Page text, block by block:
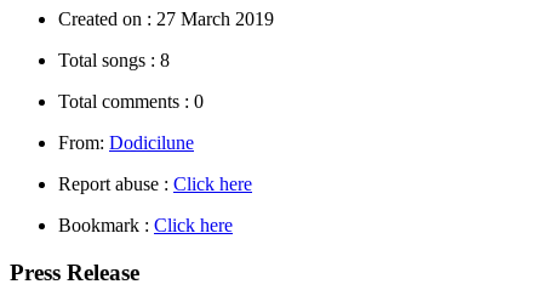
Created on : 27 March 2019
Total songs : 8
Total comments : 0
From: Dodicilune
Report abuse : Click here
Bookmark : Click here
Press Release